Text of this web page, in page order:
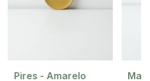
Pires - Amarelo